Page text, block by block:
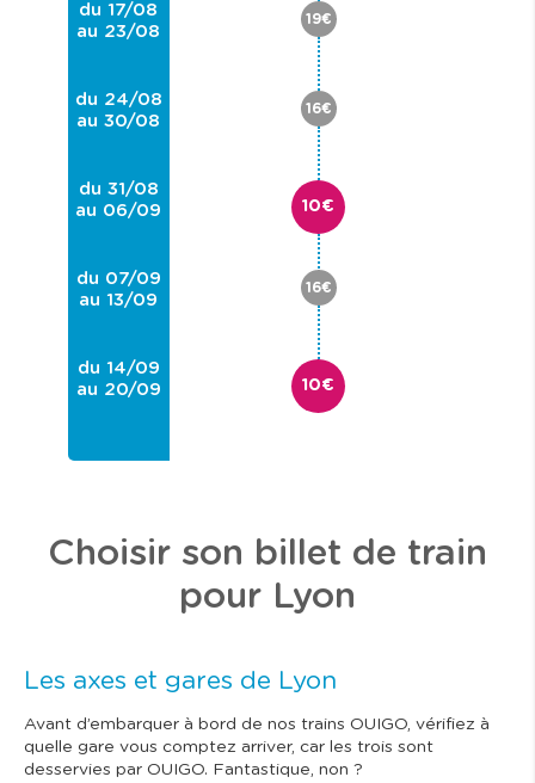
du 17/08
au 23/08
du 24/08
au 30/08
du 31/08
au 06/09
du 07/09
au 13/09
du 14/09
au 20/09
19€
16€
10€
16€
10€
Choisir son billet de train
pour Lyon
Les axes et gares de Lyon
Avant d’embarquer à bord de nos trains OUIGO, vérifiez à
quelle gare vous comptez arriver, car les trois sont
desservies par OUIGO. Fantastique, non ?